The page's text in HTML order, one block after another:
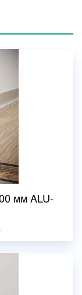
мм ALU-